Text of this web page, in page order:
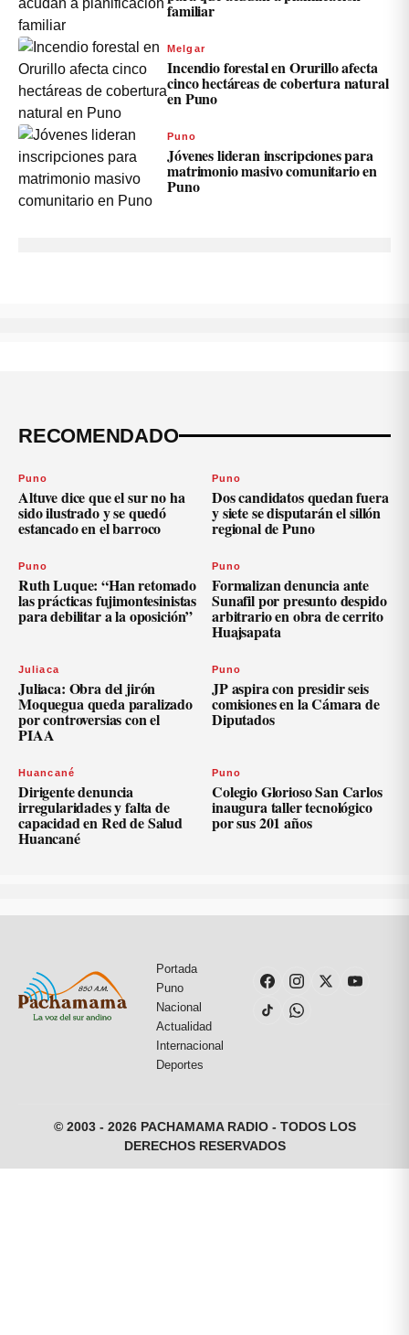
familiar
Melgar
Incendio forestal en Orurillo afecta
cinco hectáreas de cobertura natural
en Puno
Puno
Jóvenes lideran inscripciones para
matrimonio masivo comunitario en
Puno
RECOMENDADO
Puno
Altuve dice que el sur no ha
sido ilustrado y se quedó
estancado en el barroco
Puno
Dos candidatos quedan fuera
y siete se disputarán el sillón
regional de Puno
Puno
Ruth Luque: “Han retomado
las prácticas fujimontesinistas
para debilitar a la oposición”
Puno
Formalizan denuncia ante
Sunafil por presunto despido
arbitrario en obra de cerrito
Huajsapata
Juliaca
Juliaca: Obra del jirón
Moquegua queda paralizado
por controversias con el
PIAA
Puno
JP aspira con presidir seis
comisiones en la Cámara de
Diputados
Huancané
Dirigente denuncia
irregularidades y falta de
capacidad en Red de Salud
Huancané
Puno
Colegio Glorioso San Carlos
inaugura taller tecnológico
por sus 201 años
Portada
Puno
Nacional
Actualidad
Internacional
Deportes
© 2003 - 2026 PACHAMAMA RADIO - TODOS LOS
DERECHOS RESERVADOS